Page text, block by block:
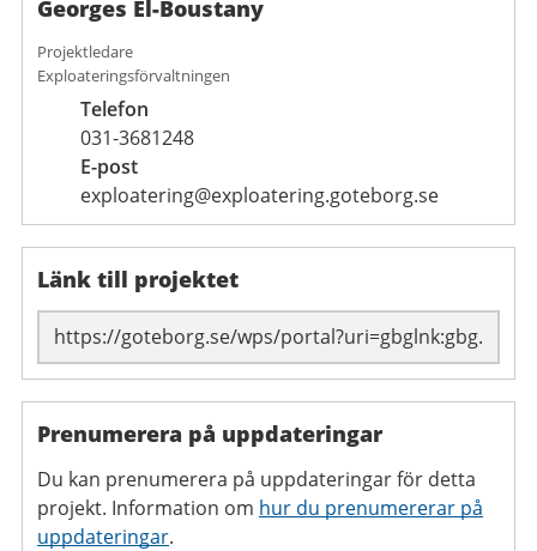
Georges El-Boustany
Projektledare
Exploateringsförvaltningen
Telefon
031-3681248
E-post
exploatering@exploatering.goteborg.se
Länk till projektet
Prenumerera på uppdateringar
Du kan prenumerera på uppdateringar för detta
projekt. Information om hur du prenumererar på
uppdateringar.